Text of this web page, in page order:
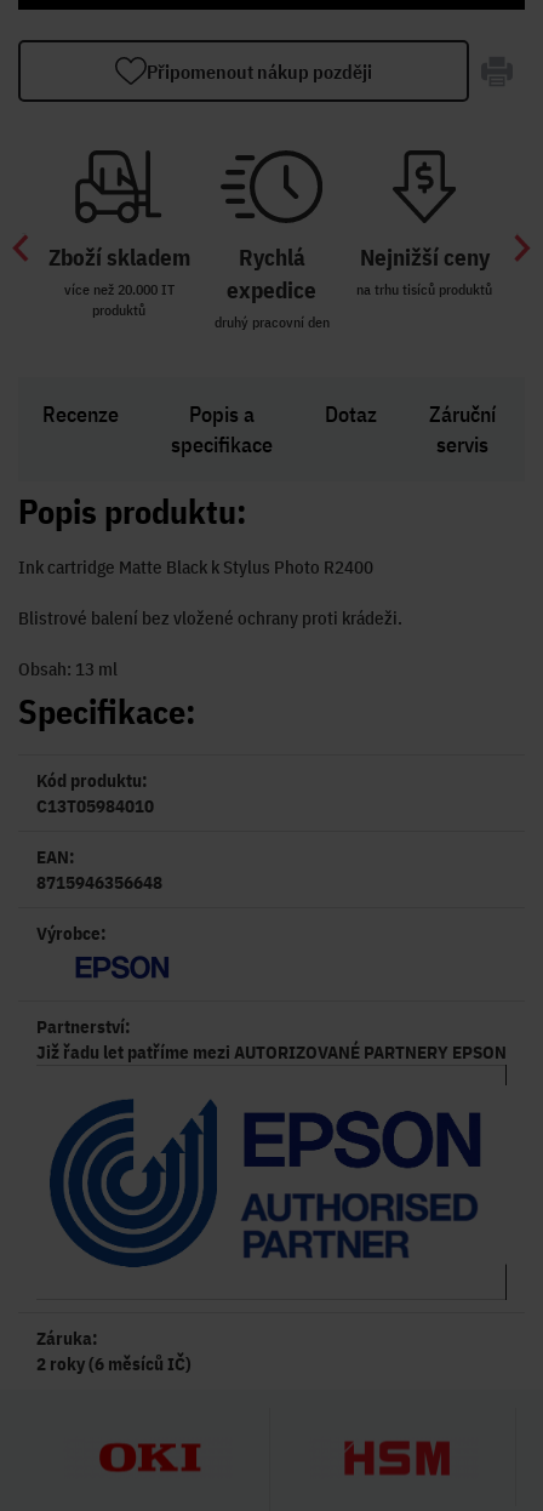
Připomenout nákup později
Zboží skladem
více než 20.000 IT
produktů
Rychlá
expedice
druhý pracovní den
Nejnižší ceny
na trhu tisíců produktů
Recenze
Popis a
specifikace
Dotaz
Záruční
servis
Popis produktu:
Ink cartridge Matte Black k Stylus Photo R2400
Blistrové balení bez vložené ochrany proti krádeži.
Obsah: 13 ml
Specifikace:
Kód produktu:
C13T05984010
EAN:
8715946356648
Výrobce:
Partnerství:
Již řadu let patříme mezi AUTORIZOVANÉ PARTNERY EPSON
Záruka:
2 roky (6 měsíců IČ)